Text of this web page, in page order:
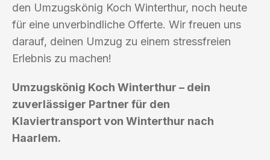
den Umzugskönig Koch Winterthur, noch heute
für eine unverbindliche Offerte. Wir freuen uns
darauf, deinen Umzug zu einem stressfreien
Erlebnis zu machen!
Umzugskönig Koch Winterthur – dein
zuverlässiger Partner für den
Klaviertransport von Winterthur nach
Haarlem.